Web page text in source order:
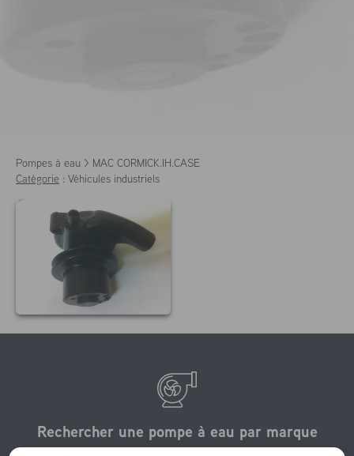
Pompes à eau > MAC CORMICK.IH.CASE
Catégorie : Véhicules industriels
Rechercher une pompe à eau par marque